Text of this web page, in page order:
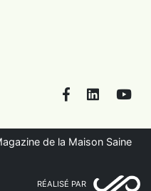
FacebookLinkedIn
de la Maison Saine
RÉALISÉ PAR